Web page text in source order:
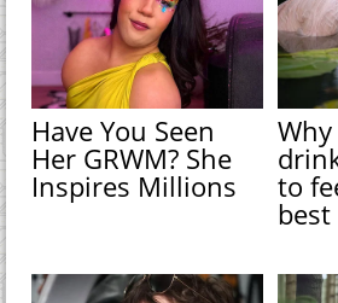
Have You Seen
Her GRWM? She
Inspires Millions to
best